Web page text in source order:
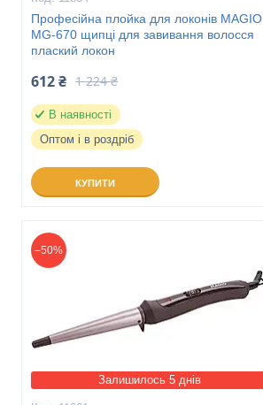
Професійна плойка для локонів MAGIO
MG-670 щипці для завивання волосся
плаский локон
612 ₴ 1 224 ₴
В наявності
Оптом і в роздріб
КУПИТИ
–50%
Залишилось 5 днів